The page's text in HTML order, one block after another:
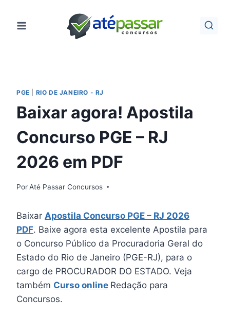
para
PGE RIO DE JANEIRO - RJ
Baixar agora! Apostila
Concurso PGE – RJ
2026 em PDF
PorAté Passar Concursos
Baixar Apostila Concurso PGE – RJ 2026
PDF. Baixe agora esta excelente Apostila para
o Concurso Público da Procuradoria Geral do
Estado do Rio de Janeiro (PGE-RJ), para o
cargo de PROCURADOR DO ESTADO. Veja
também Curso online Redação para
Concursos.